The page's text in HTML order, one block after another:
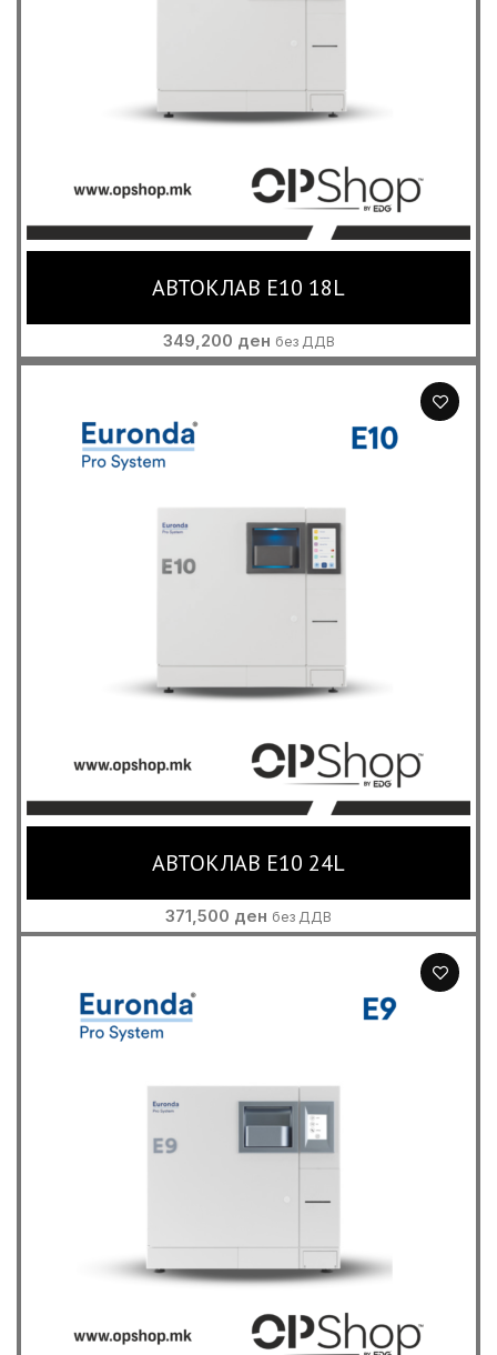
АВТОКЛАВ E10 18L
349,200 ден без ДДВ
АВТОКЛАВ E10 24L
371,500 ден без ДДВ